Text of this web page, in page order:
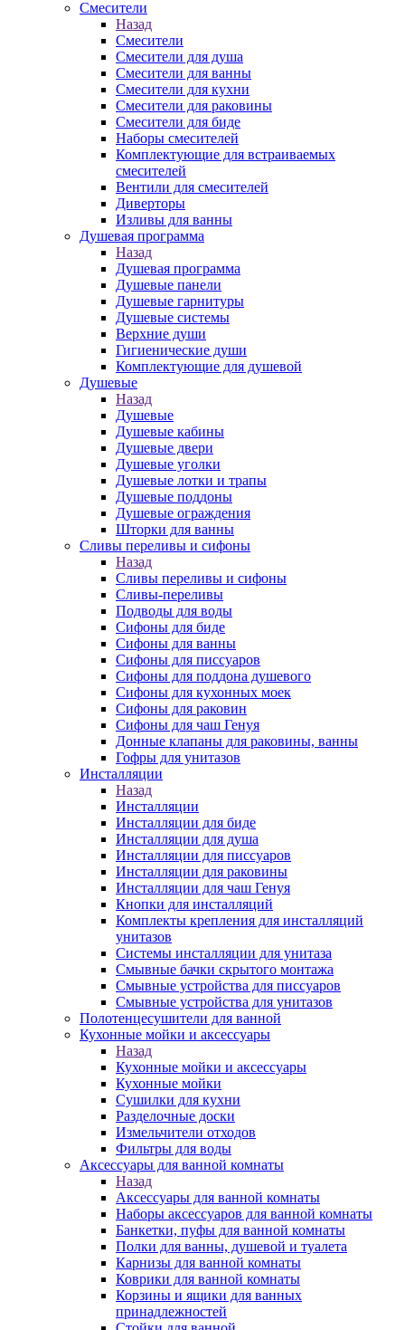
Смесители
Назад
Смесители
Смесители для душа
Смесители для ванны
Смесители для кухни
Смесители для раковины
Смесители для биде
Наборы смесителей
Комплектующие для встраиваемых
смесителей
Вентили для смесителей
Диверторы
Изливы для ванны
Душевая программа
Назад
Душевая программа
Душевые панели
Душевые гарнитуры
Душевые системы
Верхние души
Гигиенические души
Комплектующие для душевой
Душевые
Назад
Душевые
Душевые кабины
Душевые двери
Душевые уголки
Душевые лотки и трапы
Душевые поддоны
Душевые ограждения
Шторки для ванны
Сливы переливы и сифоны
Назад
Сливы переливы и сифоны
Сливы-переливы
Подводы для воды
Сифоны для биде
Сифоны для ванны
Сифоны для писсуаров
Сифоны для поддона душевого
Сифоны для кухонных моек
Сифоны для раковин
Сифоны для чаш Генуя
Донные клапаны для раковины, ванны
Гофры для унитазов
Инсталляции
Назад
Инсталляции
Инсталляции для биде
Инсталляции для душа
Инсталляции для писсуаров
Инсталляции для раковины
Инсталляции для чаш Генуя
Кнопки для инсталляций
Комплекты крепления для инсталляций
унитазов
Системы инсталляции для унитаза
Смывные бачки скрытого монтажа
Смывные устройства для писсуаров
Смывные устройства для унитазов
Полотенцесушители для ванной
Кухонные мойки и аксессуары
Назад
Кухонные мойки и аксессуары
Кухонные мойки
Сушилки для кухни
Разделочные доски
Измельчители отходов
Фильтры для воды
Аксессуары для ванной комнаты
Назад
Аксессуары для ванной комнаты
Наборы аксессуаров для ванной комнаты
Банкетки, пуфы для ванной комнаты
Полки для ванны, душевой и туалета
Карнизы для ванной комнаты
Коврики для ванной комнаты
Корзины и ящики для ванных
принадлежностей